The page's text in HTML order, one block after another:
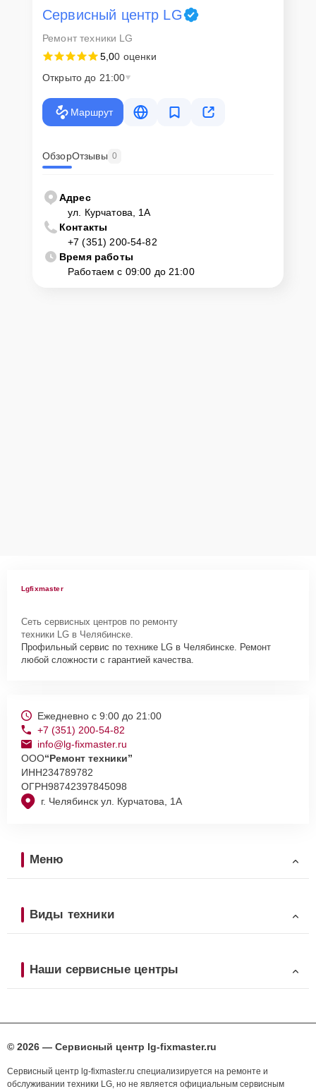
Сервисный центр LG
Ремонт техники LG
5,00 оценки
Открыто до 21:00
Маршрут
ОбзорОтзывы 0
Адрес
ул. Курчатова, 1А
Контакты
+7 (351) 200-54-82
Время работы
Работаем с 09:00 до 21:00
Lgfixmaster
Сеть сервисных центров по ремонту
техники LG в Челябинске.
Профильный сервис по технике LG в Челябинске. Ремонт
любой сложности с гарантией качества.
г. Челябинск ул. Курчатова, 1А
Ежедневно с 9:00 до 21:00
+7 (351) 200-54-82
info@lg-fixmaster.ru
ООО“Ремонт техники”
ИНН234789782
ОГРН98742397845098
Меню
Виды техники
Наши сервисные центры
© 2026 — Сервисный центр lg-fixmaster.ru
Сервисный центр lg-fixmaster.ru специализируется на ремонте и
обслуживании техники LG, но не является официальным сервисным